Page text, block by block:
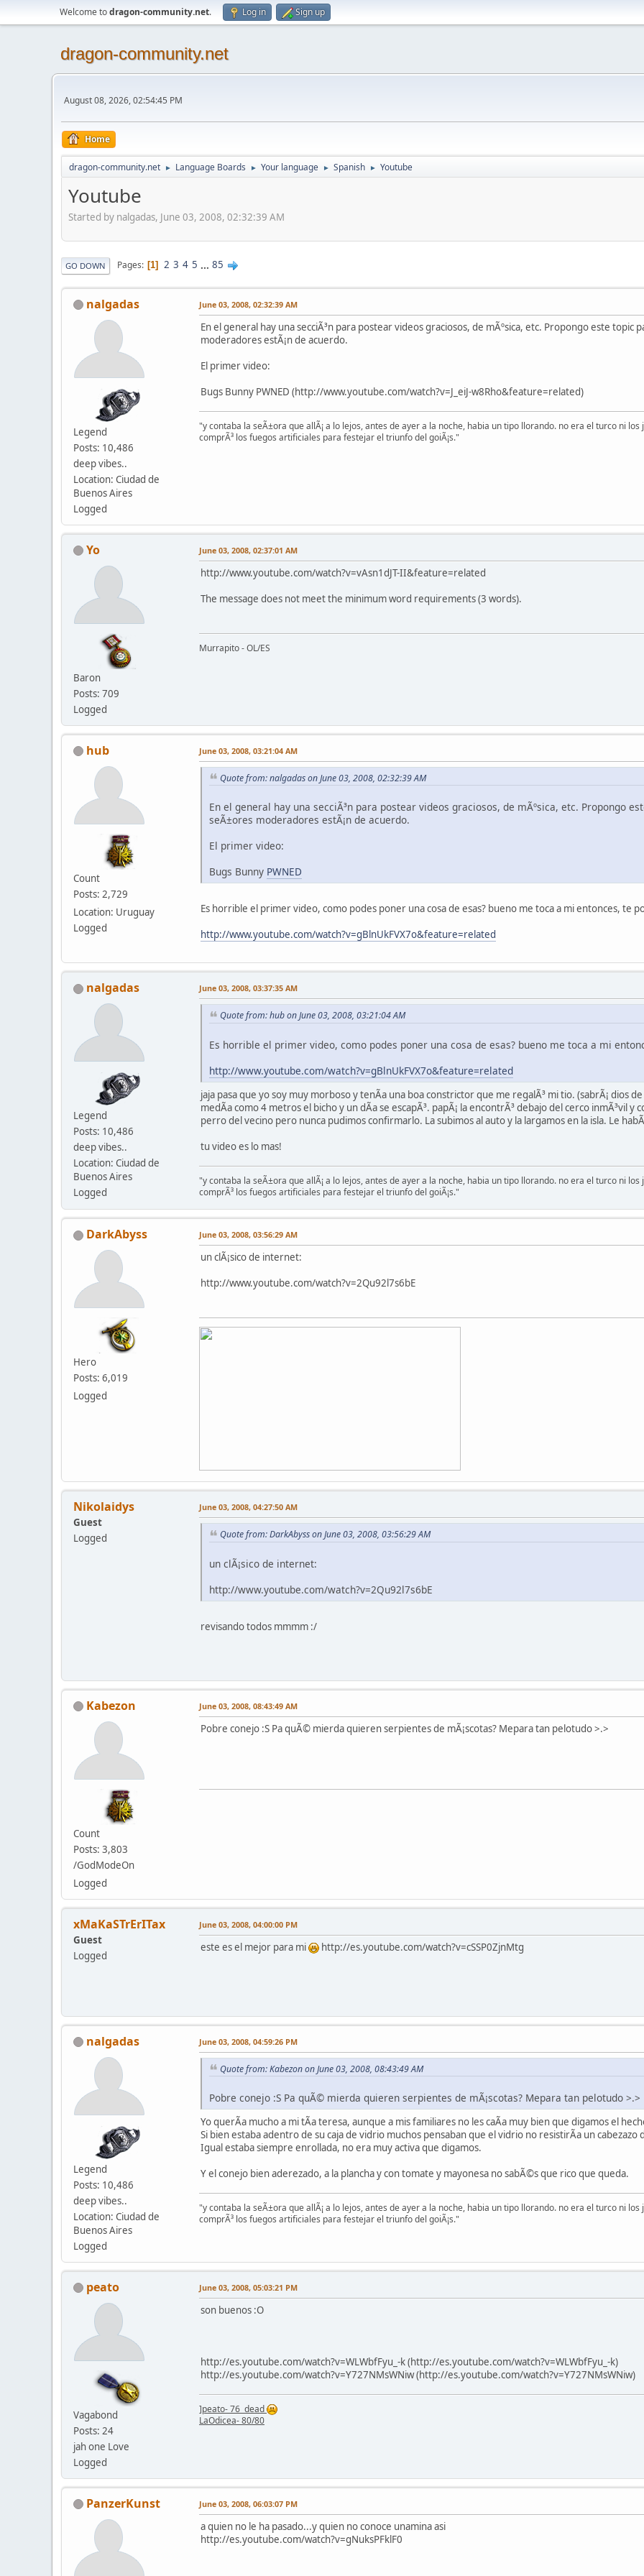
Welcome todragon-community.net. Log in Sign up
dragon-community.net
August 08, 2026, 02:54:45 PM
Home
dragon-community.net ► Language Boards ► Your language ► Spanish ► Youtube
Youtube
Started by nalgadas, June 03, 2008, 02:32:39 AM
GO DOWN Pages 1 2 3 4 5 ... 85
nalgadas
Legend
Posts: 10,486
deep vibes..
Location: Ciudad de
Buenos Aires
Logged
June 03, 2008, 02:32:39 AM
En el general hay una secciÃ³n para postear videos graciosos, de mÃºsica, etc. Propongo este topic
moderadores estÃ¡n de acuerdo.
El primer video:
Bugs Bunny PWNED (http://www.youtube.com/watch?v=J_eiJ-w8Rho&feature=related)
"y contaba la seÃ±ora que allÃ¡ a lo lejos, antes de ayer a la noche, habia un tipo llorando. no era el turco ni
comprÃ³ los fuegos artificiales para festejar el triunfo del goiÃ¡s."
Yo
Baron
Posts: 709
Logged
June 03, 2008, 02:37:01 AM
http://www.youtube.com/watch?v=vAsn1dJT-II&feature=related
The message does not meet the minimum word requirements (3 words).
Murrapito - OL/ES
hub
Count
Posts: 2,729
Location: Uruguay
Logged
June 03, 2008, 03:21:04 AM
Quote from: nalgadas on June 03, 2008, 02:32:39 AM
En el general hay una secciÃ³n para postear videos graciosos, de mÃºsica, etc. Propongo
seÃ±ores moderadores estÃ¡n de acuerdo.
El primer video:
Bugs Bunny PWNED
Es horrible el primer video, como podes poner una cosa de esas? bueno me toca a mi entonces, te
http://www.youtube.com/watch?v=gBlnUkFVX7o&feature=related
nalgadas
Legend
Posts: 10,486
deep vibes..
Location: Ciudad de
Buenos Aires
Logged
June 03, 2008, 03:37:35 AM
Quote from: hub on June 03, 2008, 03:21:04 AM
Es horrible el primer video, como podes poner una cosa de esas? bueno me toca a mi
http://www.youtube.com/watch?v=gBlnUkFVX7o&feature=related
jaja pasa que yo soy muy morboso y tenÃ­a una boa constrictor que me regalÃ³ mi tio. (sabrÃ¡ dios de
medÃ­a como 4 metros el bicho y un dÃ­a se escapÃ³. papÃ¡ la encontrÃ³ debajo del cerco inmÃ³vil y
perro del vecino pero nunca pudimos confirmarlo. La subimos al auto y la largamos en la isla. Le
tu video es lo mas!
"y contaba la seÃ±ora que allÃ¡ a lo lejos, antes de ayer a la noche, habia un tipo llorando. no era el turco ni
comprÃ³ los fuegos artificiales para festejar el triunfo del goiÃ¡s."
DarkAbyss
Hero
Posts: 6,019
Logged
June 03, 2008, 03:56:29 AM
un clÃ¡sico de internet:
http://www.youtube.com/watch?v=2Qu92l7s6bE
Nikolaidys
Guest
Logged
June 03, 2008, 04:27:50 AM
Quote from: DarkAbyss on June 03, 2008, 03:56:29 AM
un clÃ¡sico de internet:
http://www.youtube.com/watch?v=2Qu92l7s6bE
revisando todos mmmm :/
Kabezon
Count
Posts: 3,803
/GodModeOn
Logged
June 03, 2008, 08:43:49 AM
Pobre conejo :S Pa quÃ© mierda quieren serpientes de mÃ¡scotas? Mepara tan pelotudo >.>
xMaKaSTrErITax
Guest
Logged
June 03, 2008, 04:00:00 PM
este es el mejor para mi http://es.youtube.com/watch?v=cSSP0ZjnMtg
nalgadas
Legend
Posts: 10,486
deep vibes..
Location: Ciudad de
Buenos Aires
Logged
June 03, 2008, 04:59:26 PM
Quote from: Kabezon on June 03, 2008, 08:43:49 AM
Pobre conejo :S Pa quÃ© mierda quieren serpientes de mÃ¡scotas? Mepara tan pelotudo >.>
Yo querÃ­a mucho a mi tÃ­a teresa, aunque a mis familiares no les caÃ­a muy bien que digamos el
Si bien estaba adentro de su caja de vidrio muchos pensaban que el vidrio no resistirÃ­a un cabezazo
Igual estaba siempre enrollada, no era muy activa que digamos.
Y el conejo bien aderezado, a la plancha y con tomate y mayonesa no sabÃ©s que rico que queda.
"y contaba la seÃ±ora que allÃ¡ a lo lejos, antes de ayer a la noche, habia un tipo llorando. no era el turco ni
comprÃ³ los fuegos artificiales para festejar el triunfo del goiÃ¡s."
peato
Vagabond
Posts: 24
jah one Love
Logged
June 03, 2008, 05:03:21 PM
son buenos :O
http://es.youtube.com/watch?v=WLWbfFyu_-k (http://es.youtube.com/watch?v=WLWbfFyu_-k)
http://es.youtube.com/watch?v=Y727NMsWNiw (http://es.youtube.com/watch?v=Y727NMsWNiw)
]peato- 76 dead
LaOdicea- 80/80
PanzerKunst June 03, 2008, 06:03:07 PM
a quien no le ha pasado...y quien no conoce unamina asi
http://es.youtube.com/watch?v=gNuksPFklF0